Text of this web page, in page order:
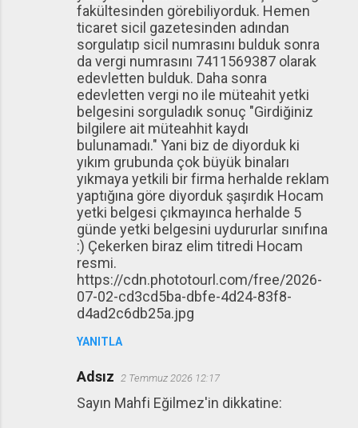
fakültesinden görebiliyorduk. Hemen
ticaret sicil gazetesinden adından
sorgulatıp sicil numrasını bulduk sonra
da vergi numrasını 7411569387 olarak
edevletten bulduk. Daha sonra
edevletten vergi no ile müteahit yetki
belgesini sorguladık sonuç "Girdiğiniz
bilgilere ait müteahhit kaydı
bulunamadı." Yani biz de diyorduk ki
yıkım grubunda çok büyük binaları
yıkmaya yetkili bir firma herhalde reklam
yaptığına göre diyorduk şaşırdık Hocam
yetki belgesi çıkmayınca herhalde 5
günde yetki belgesini uydururlar sınıfına
:) Çekerken biraz elim titredi Hocam
resmi.
https://cdn.phototourl.com/free/2026-
07-02-cd3cd5ba-dbfe-4d24-83f8-
d4ad2c6db25a.jpg
YANITLA
Adsız 2 Temmuz 2026 12:17
Sayın Mahfi Eğilmez'in dikkatine: